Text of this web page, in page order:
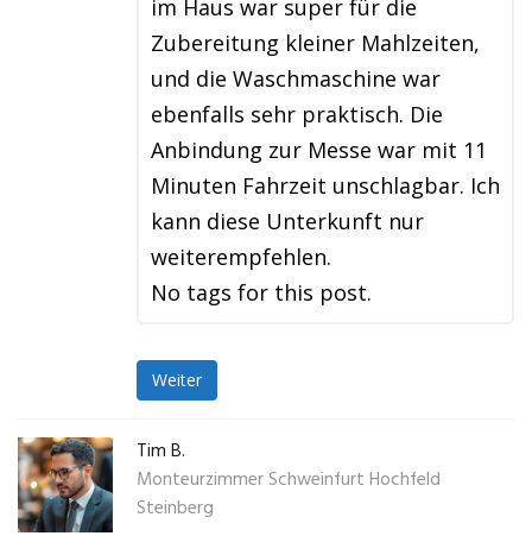
im Haus war super für die
Zubereitung kleiner Mahlzeiten,
und die Waschmaschine war
ebenfalls sehr praktisch. Die
Anbindung zur Messe war mit 11
Minuten Fahrzeit unschlagbar. Ich
kann diese Unterkunft nur
weiterempfehlen.
No tags for this post.
Weiter
Tim B.
Monteurzimmer Schweinfurt Hochfeld
Steinberg